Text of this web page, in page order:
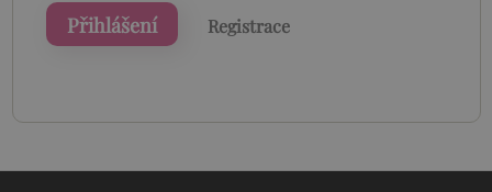
Přihlášení Registrace